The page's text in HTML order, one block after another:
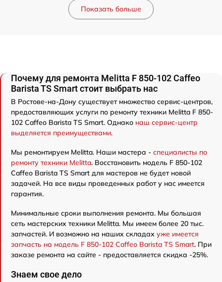
Показать больше
Почему для ремонта Melitta F 850-102 Caffeo
Barista TS Smart стоит выбрать нас
В Ростове-на-Дону существует множество сервис-центров,
предоставляющих услуги по ремонту техники Melitta F 850-
102 Caffeo Barista TS Smart. Однако наш сервис-центр
выделяется преимуществами.
Мы ремонтируем Melitta. Наши мастера - специалисты по
ремонту техники Melitta. Восстановить модель F 850-102
Caffeo Barista TS Smart для мастеров не будет новой
задачей. На все виды проведенных работ у нас имеется
гарантия.
Минимальные сроки выполнения ремонта. Мы большая
сеть мастерских техники Melitta. Мы имеем более 20 тыс.
запчастей. И возможно на наших складах уже имеется
запчасть на модель F 850-102 Caffeo Barista TS Smart. При
заказе ремонта на сайте - предоставляется скидка -25%.
Знаем свое дело